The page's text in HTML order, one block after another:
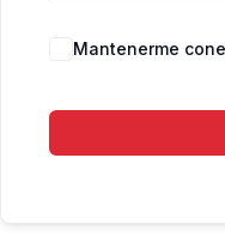
Mantenerme